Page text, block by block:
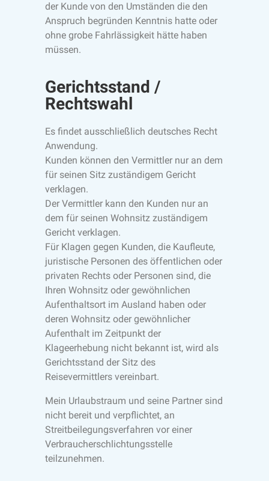
der Kunde von den Umständen die den
Anspruch begründen Kenntnis hatte oder
ohne grobe Fahrlässigkeit hätte haben
müssen.
Gerichtsstand /
Rechtswahl
Es findet ausschließlich deutsches Recht
Anwendung.
Kunden können den Vermittler nur an dem
für seinen Sitz zuständigem Gericht
verklagen.
Der Vermittler kann den Kunden nur an
dem für seinen Wohnsitz zuständigem
Gericht verklagen.
Für Klagen gegen Kunden, die Kaufleute,
juristische Personen des öffentlichen oder
privaten Rechts oder Personen sind, die
Ihren Wohnsitz oder gewöhnlichen
Aufenthaltsort im Ausland haben oder
deren Wohnsitz oder gewöhnlicher
Aufenthalt im Zeitpunkt der
Klageerhebung nicht bekannt ist, wird als
Gerichtsstand der Sitz des
Reisevermittlers vereinbart.
Mein Urlaubstraum und seine Partner sind
nicht bereit und verpflichtet, an
Streitbeilegungsverfahren vor einer
Verbraucherschlichtungsstelle
teilzunehmen.